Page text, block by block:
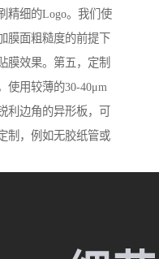
精细的Logo。我们使
膜面粗糙度的前提下
膜效果。第五，定制
使用较薄的30-40μm
利边角的异形板，可
制，例如无胶纸管或